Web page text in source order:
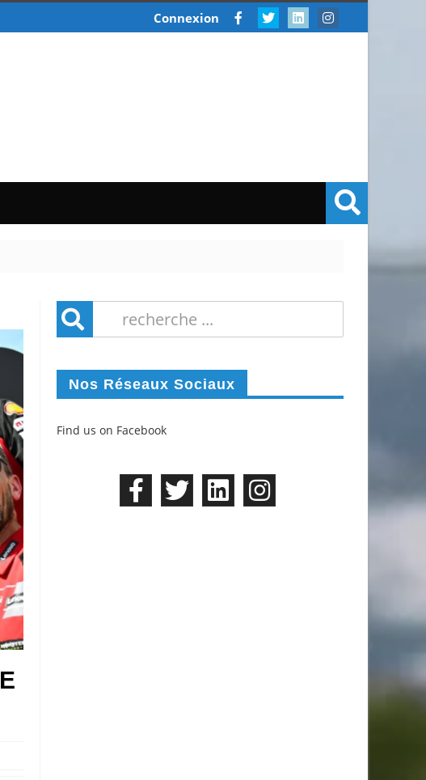
Connexion
Nos Réseaux Sociaux
Find us on Facebook